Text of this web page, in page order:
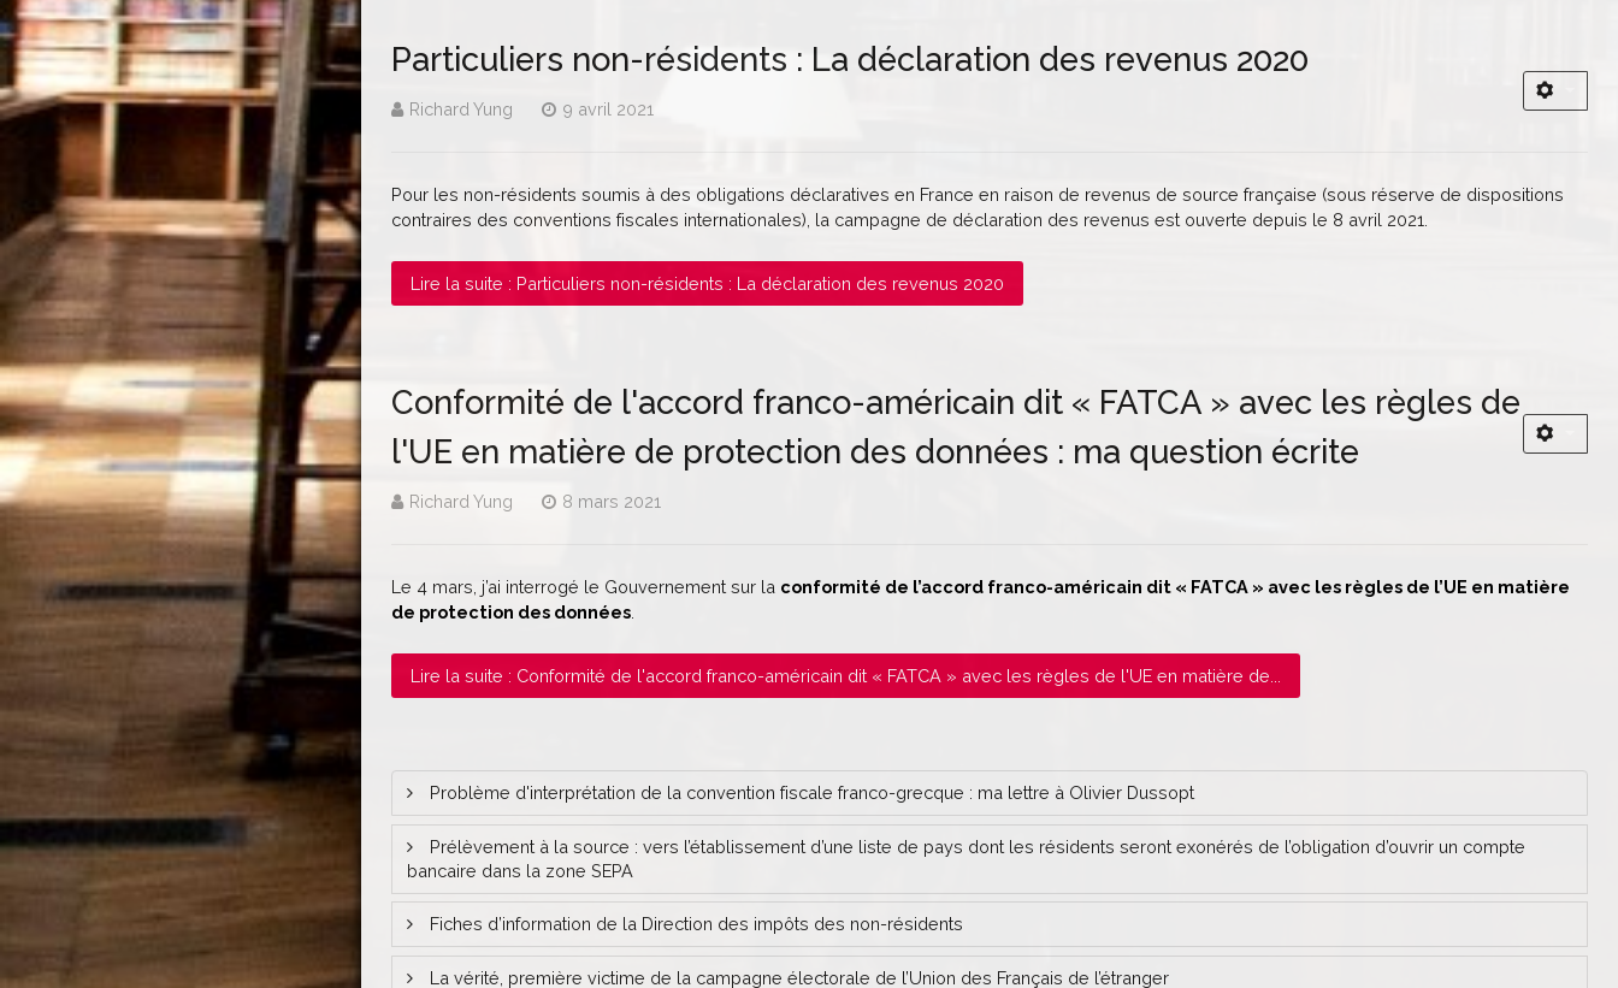
Particuliers non-résidents : La déclaration des revenus 2020
Richard Yung 9 avril 2021
Pour les non-résidents soumis à des obligations déclaratives en France en raison de revenus de source française (sous réserve de dispositions
contraires des conventions fiscales internationales), la campagne de déclaration des revenus est ouverte depuis le 8 avril 2021.
Lire la suite : Particuliers non-résidents : La déclaration des revenus 2020
Conformité de l'accord franco-américain dit « FATCA » avec les règles de
l'UE en matière de protection des données : ma question écrite
Richard Yung 8 mars 2021
Le 4 mars, j’ai interrogé le Gouvernement sur la conformité de l’accord franco-américain dit « FATCA » avec les règles de l’UE en matière
de protection des données
Lire la suite : Conformité de l'accord franco-américain dit « FATCA » avec les règles de l'UE en matière de...
Problème d'interprétation de la convention fiscale franco-grecque : ma lettre à Olivier Dussopt
Prélèvement à la source : vers l’établissement d’une liste de pays dont les résidents seront exonérés de l’obligation d’ouvrir un compte
bancaire dans la zone SEPA
Fiches d’information de la Direction des impôts des non-résidents
La vérité, première victime de la campagne électorale de l’Union des Français de l’étranger